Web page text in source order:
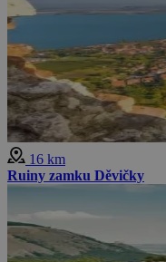
16 km
Ruiny zamku Děvičky